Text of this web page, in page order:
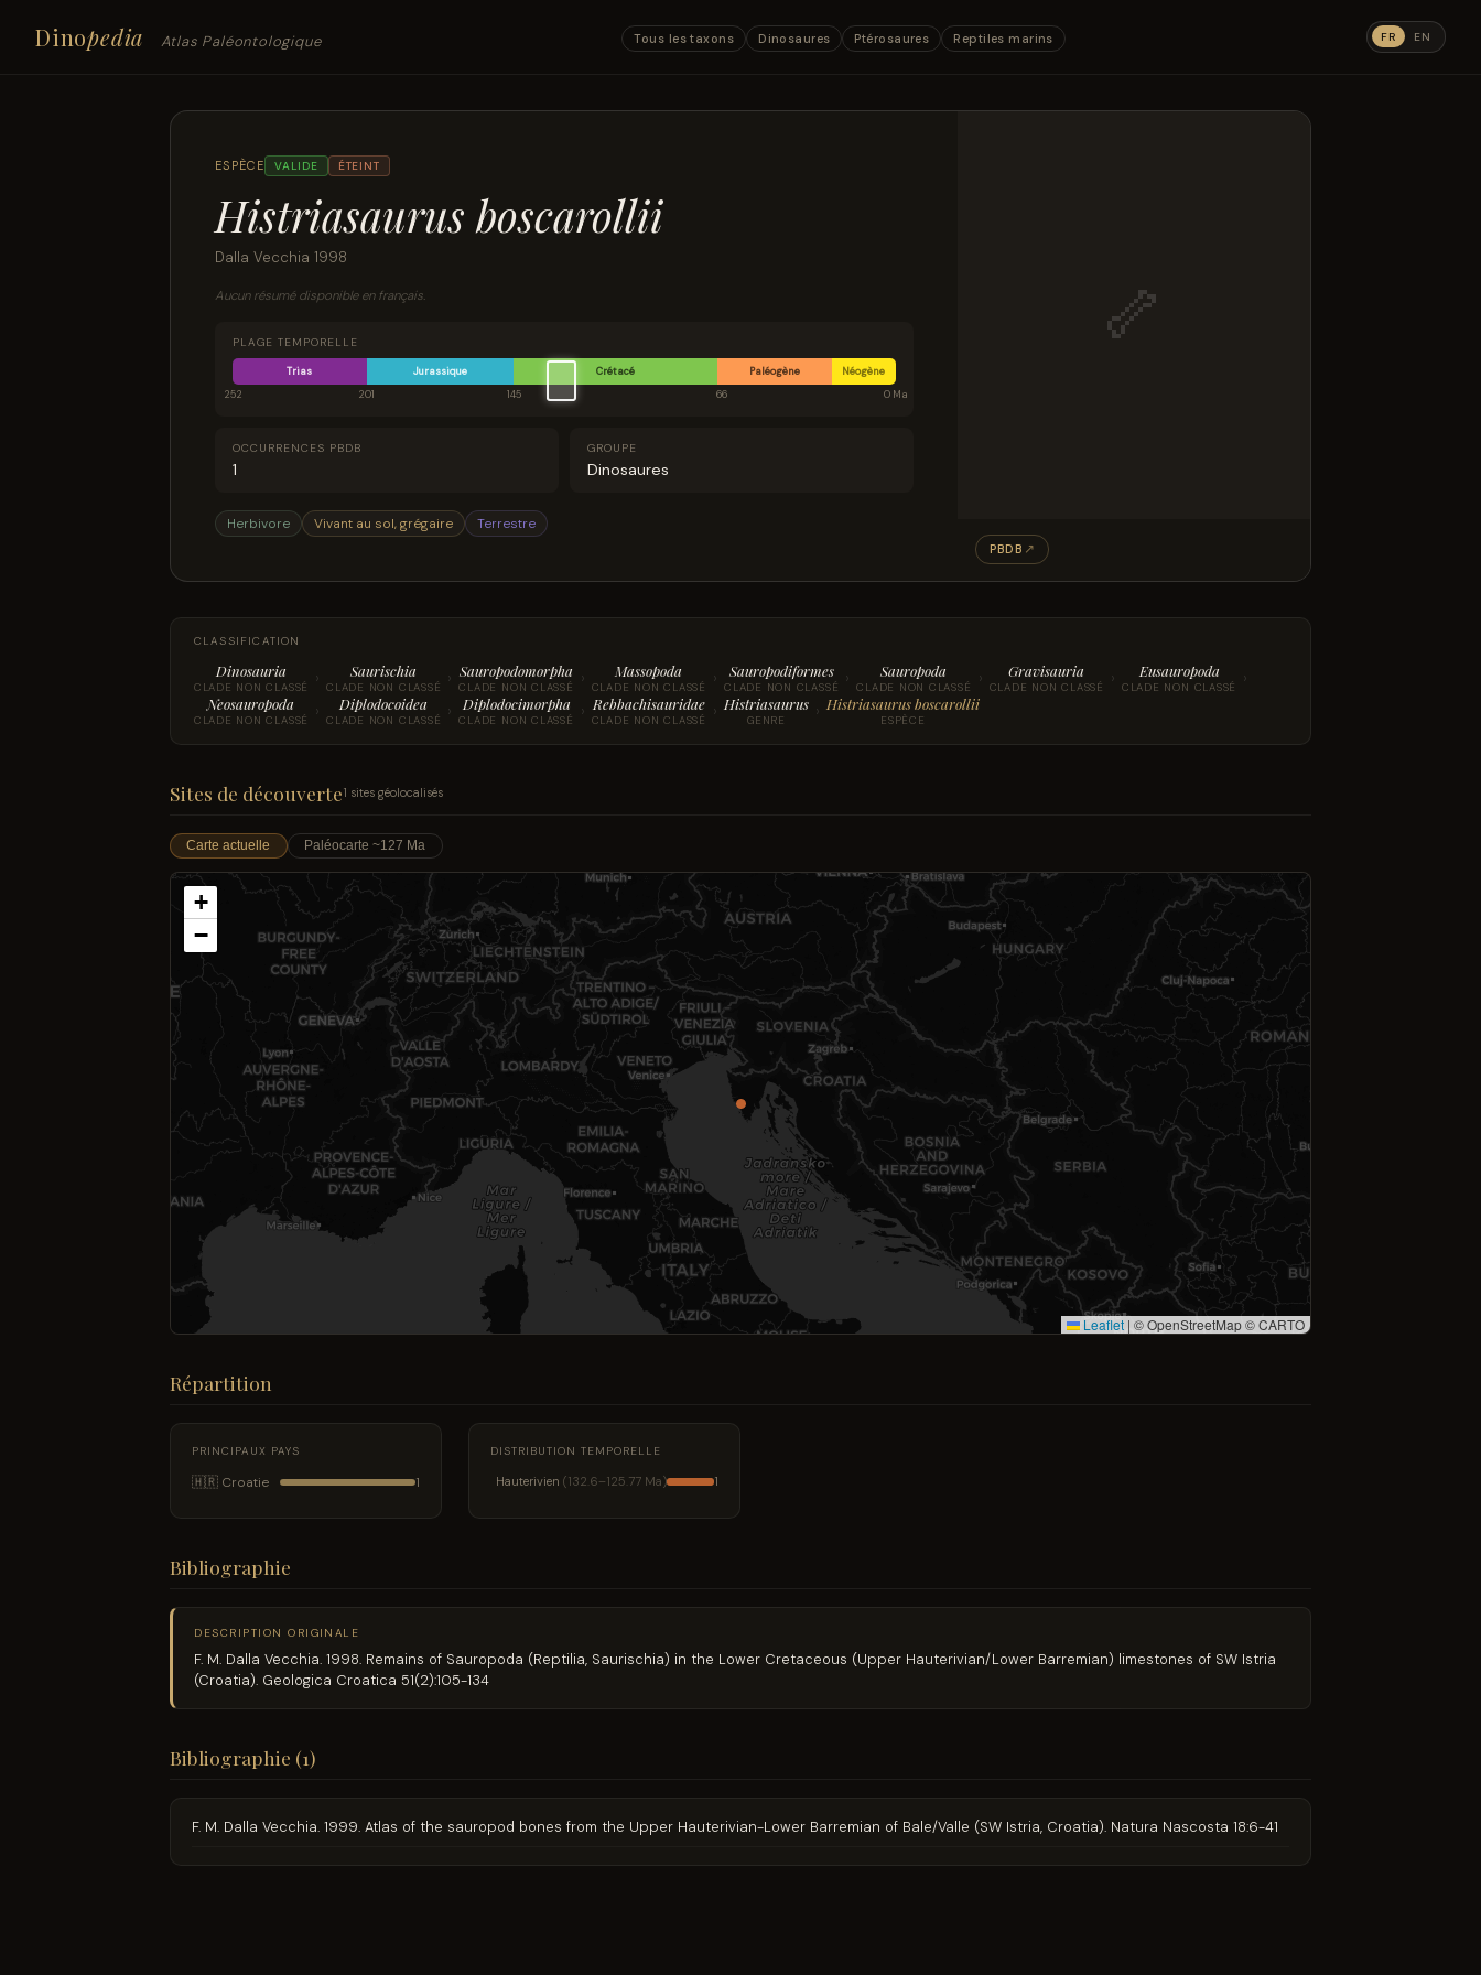
Dinopedia Atlas Paléontologique Tous les taxons Dinosaures Ptérosaures Reptiles marins FR EN
ESPÈCE VALIDE ÉTEINT
Histriasaurus boscarollii
Dalla Vecchia 1998
Aucun résumé disponible en français.
PLAGE TEMPORELLE
Trias Jurassique Crétacé Paléogène
Néogène
252
201 145 66 0 Ma
OCCURRENCES PBDB
1
GROUPE
Dinosaures
Herbivore Vivant au sol, grégaire Terrestre
🦴
PBDB ↗
CLASSIFICATION
Dinosauria
CLADE NON CLASSÉ › Saurischia
CLADE NON CLASSÉ › Sauropodomorpha
CLADE NON CLASSÉ › Massopoda
CLADE NON CLASSÉ › Sauropodiformes
CLADE NON CLASSÉ › Sauropoda
CLADE NON CLASSÉ › Gravisauria
CLADE NON CLASSÉ › Eusauropoda
CLADE NON CLASSÉ ›
Neosauropoda
CLADE NON CLASSÉ › Diplodocoidea
CLADE NON CLASSÉ › Diplodocimorpha
CLADE NON CLASSÉ › Rebbachisauridae
CLADE NON CLASSÉ › Histriasaurus
GENRE › Histriasaurus boscarollii
ESPÈCE
Sites de découverte1 sites géolocalisés
Carte actuelle Paléocarte ~127 Ma
+
−
Leaflet | © OpenStreetMap © CARTO
Répartition
PRINCIPAUX PAYS
🇭🇷 Croatie 1
DISTRIBUTION TEMPORELLE
Hauterivien (132.6–125.77 Ma) 1
Bibliographie
DESCRIPTION ORIGINALE
F. M. Dalla Vecchia. 1998. Remains of Sauropoda (Reptilia, Saurischia) in the Lower Cretaceous (Upper Hauterivian/Lower Barremian) limestones of SW Istria
(Croatia). Geologica Croatica 51(2):105-134
Bibliographie (1)
F. M. Dalla Vecchia. 1999. Atlas of the sauropod bones from the Upper Hauterivian-Lower Barremian of Bale/Valle (SW Istria, Croatia). Natura Nascosta 18:6-41